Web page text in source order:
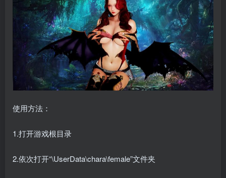
使用方法：
1.打开游戏根目录
2.依次打开“\UserData\chara\female”文件夹